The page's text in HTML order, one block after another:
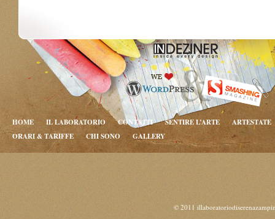
HOME IL LABORATORIO CONTATTI SENTIRE L’ARTE
ARTESTATE
ORARI & TARIFFE
CHI SONO GALLERY
© 2011